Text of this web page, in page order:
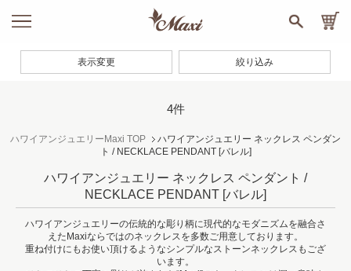
4件
ハワイアンジュエリーMaxi TOP
ハワイアンジュエリー ネックレス ペンダン
ト / NECKLACE PENDANT [バレル]
ハワイアンジュエリー ネックレス ペンダント /
NECKLACE PENDANT [バレル]
ハワイアンジュエリーの伝統的な彫り柄に現代的なモダニズムを融合さ
えたMaxiならではのネックレスを多数ご用意しております。
重ね付けにもお使い頂けるようなシンプルなストーンネックレスもござ
います。
表示変更 絞り込み